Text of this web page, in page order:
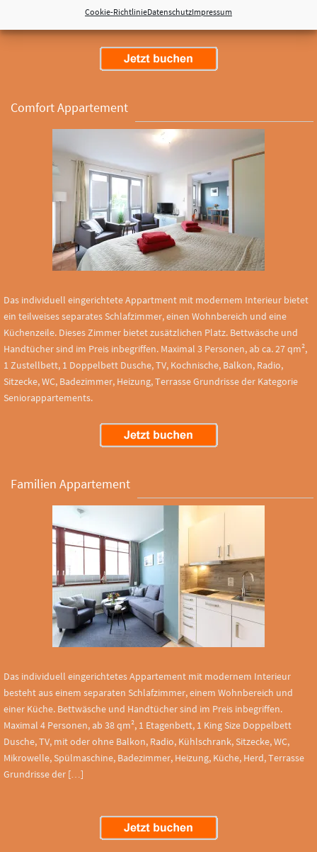
Cookie-RichtlinieDatenschutzImpressum
Comfort Appartement
Das individuell eingerichtete Appartment mit modernem Interieur bietet
ein teilweises separates Schlafzimmer, einen Wohnbereich und eine
Küchenzeile. Dieses Zimmer bietet zusätzlichen Platz. Bettwäsche und
Handtücher sind im Preis inbegriffen. Maximal 3 Personen, ab ca. 27 qm²,
1 Zustellbett, 1 Doppelbett Dusche, TV, Kochnische, Balkon, Radio,
Sitzecke, WC, Badezimmer, Heizung, Terrasse Grundrisse der Kategorie
Seniorappartements.
Familien Appartement
Das individuell eingerichtetes Appartement mit modernem Interieur
besteht aus einem separaten Schlafzimmer, einem Wohnbereich und
einer Küche. Bettwäsche und Handtücher sind im Preis inbegriffen.
Maximal 4 Personen, ab 38 qm², 1 Etagenbett, 1 King Size Doppelbett
Dusche, TV, mit oder ohne Balkon, Radio, Kühlschrank, Sitzecke, WC,
Mikrowelle, Spülmaschine, Badezimmer, Heizung, Küche, Herd, Terrasse
Grundrisse der […]